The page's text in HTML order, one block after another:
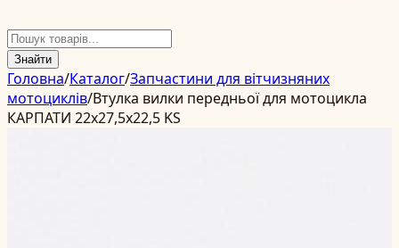
Знайти
Головна/Каталог/Запчастини для вітчизняних
мотоциклів/Втулка вилки передньої для мотоцикла
КАРПАТИ 22x27,5x22,5 KS